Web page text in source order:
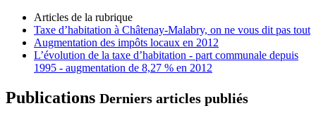
Articles de la rubrique
Taxe d’habitation à Châtenay-Malabry, on ne vous dit pas tout
Augmentation des impôts locaux en 2012
L’évolution de la taxe d’habitation - part communale depuis
1995 - augmentation de 8,27 % en 2012
Publications Derniers articles publiés